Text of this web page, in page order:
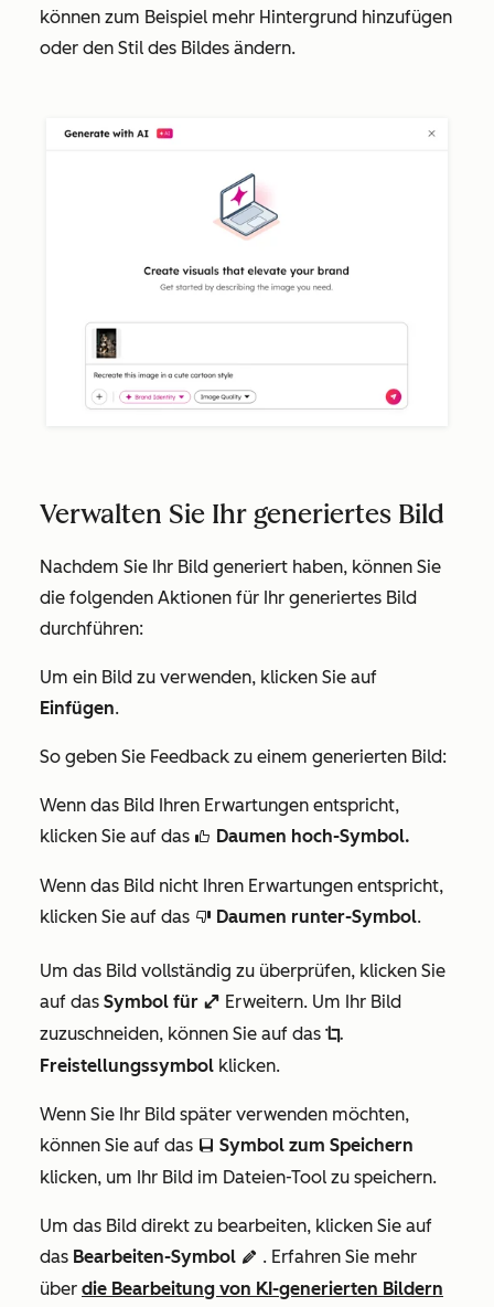
können zum Beispiel mehr Hintergrund hinzufügen
oder den Stil des Bildes ändern.
Verwalten Sie Ihr generiertes Bild
Nachdem Sie Ihr Bild generiert haben, können Sie
die folgenden Aktionen für Ihr generiertes Bild
durchführen:
Um ein Bild zu verwenden, klicken Sie auf
Einfügen.
So geben Sie Feedback zu einem generierten Bild:
Wenn das Bild Ihren Erwartungen entspricht,
klicken Sie auf das thumbsUpIcon Daumen hoch-Symbol.
Wenn das Bild nicht Ihren Erwartungen entspricht,
klicken Sie auf das thumbsDownIcon Daumen runter-Symbol.
Um das Bild vollständig zu überprüfen, klicken Sie
auf das Symbol für enlarge Erweitern. Um Ihr Bild
zuzuschneiden, können Sie auf das cropIcon
Freistellungssymbol klicken.
Wenn Sie Ihr Bild später verwenden möchten,
können Sie auf das saveEditableViewIcon Symbol zum Speichern
klicken, um Ihr Bild im Dateien-Tool zu speichern.
Um das Bild direkt zu bearbeiten, klicken Sie auf
das Bearbeiten-Symbol edit AdA . Erfahren Sie mehr
über die Bearbeitung von KI-generierten Bildern